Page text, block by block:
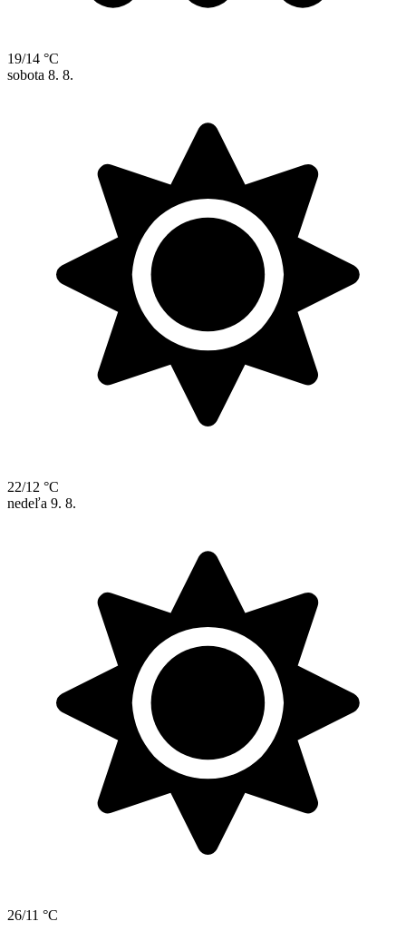
19/14 °C
sobota 8. 8.
22/12 °C
nedeľa 9. 8.
26/11 °C